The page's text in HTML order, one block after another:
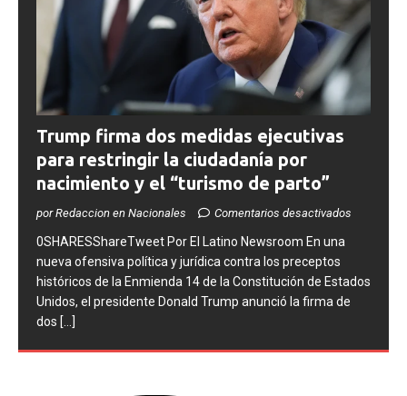
Trump firma dos medidas ejecutivas
para restringir la ciudadanía por
nacimiento y el “turismo de parto”
por Redaccion en Nacionales
0SHARESShareTweet ​Por El Latino Newsroom ​En una
nueva ofensiva política y jurídica contra los preceptos
históricos de la Enmienda 14 de la Constitución de Estados
Unidos, el presidente Donald Trump anunció la firma de
[...]